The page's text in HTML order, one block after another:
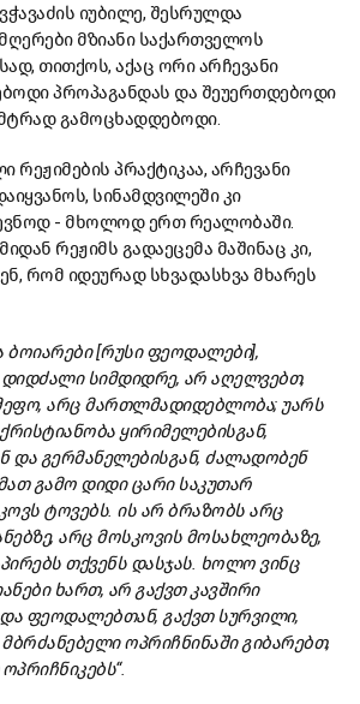
იუბილე, შესრულდა
მზიანი საქართველოს
თითქოს, აქაც ორი არჩევანი
პროპაგანდას და შეუერთდებოდი
გამოცხადდებოდი.
პრაქტიკაა, არჩევანი
სინამდვილეში კი
- მხოლოდ ერთ რეალობაში.
რეჟიმს გადაეცემა მაშინაც კი,
რომ იდეურად სხვადასხვა მხარეს
ბოიარები [რუსიფეოდალები],
დიდძალი სიმდიდრე, არ აღელვებთ,
არც მართლმადიდებლობა; უარს
ქრისტიანობა ყირიმელებისგან,
და გერმანელებისგან, ძალადობენ
გამო დიდიცარი საკუთარ
ტოვებს. ის არ ბრაზობს არც
არც მოსკოვის მოსახლეობაზე,
თქვენს დასჯას. ხოლო ვინც
ხართ, არ გაქვთკავშირი
და ფეოდალებთან, გაქვთ სურვილი,
მბრძანებელიოპრიჩნინაშიგიბარებთ,
ოპრიჩნიკებს“.